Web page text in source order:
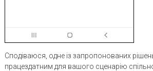
Сподіваюся, одне із запропонованих
працездатним для вашого сценарію